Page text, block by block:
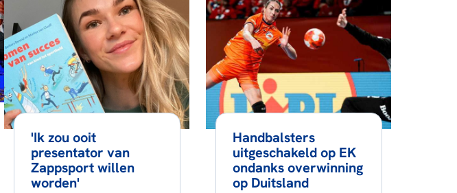
'Ik zou ooit
presentator van
Zappsport willen
worden'
Handbalsters
uitgeschakeld op EK
ondanks overwinning
op Duitsland